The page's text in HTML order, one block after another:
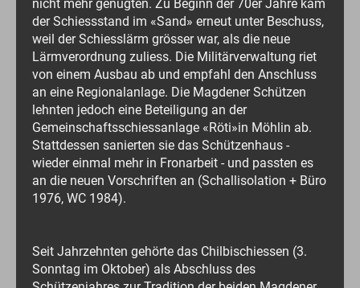
nicht mehr genügten. Zu Beginn der 70er Jahre kam
der Schiessstand im «Sand» erneut unter Beschuss,
weil der Schiesslärm grösser war, als die neue
Lärmverordnung zuliess. Die Militärverwaltung riet
von einem Ausbau ab und empfahl den Anschluss
an eine Regionalanlage. Die Magdener Schützen
lehnten jedoch eine Beteiligung an der
Gemeinschaftsschiessanlage «Röti»in Möhlin ab.
Stattdessen sanierten sie das Schützenhaus -
wieder einmal mehr in Fronarbeit - und passten es
an die neuen Vorschriften an (Schallisolation + Büro
1976, WC 1984).
Seit Jahrzehnten gehörte das Chilbischiessen (3.
Sonntag im Oktober) als Abschluss des